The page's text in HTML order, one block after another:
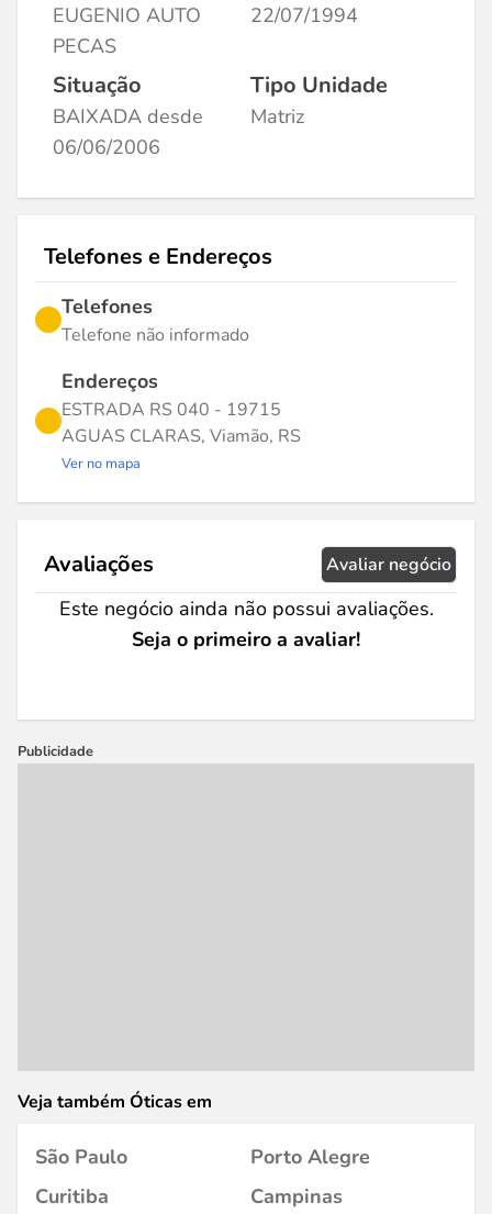
EUGENIO AUTO
PECAS
22/07/1994
Situação
BAIXADA desde
06/06/2006
Tipo Unidade
Matriz
Telefones e Endereços
Telefones
Telefone não informado
Endereços
ESTRADA RS 040 - 19715
AGUAS CLARAS, Viamão, RS
Ver no mapa
Avaliações Avaliar negócio
Este negócio ainda não possui avaliações.
Seja o primeiro a avaliar!
Publicidade
Veja também Óticas em
São Paulo
Porto Alegre
Curitiba
Campinas